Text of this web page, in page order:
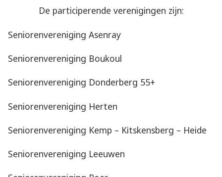
De participerende verenigingen zijn:
Seniorenvereniging Asenray
Seniorenvereniging Boukoul
Seniorenvereniging Donderberg 55+
Seniorenvereniging Herten
Seniorenvereniging Kemp – Kitskensberg – Heide
Seniorenvereniging Leeuwen